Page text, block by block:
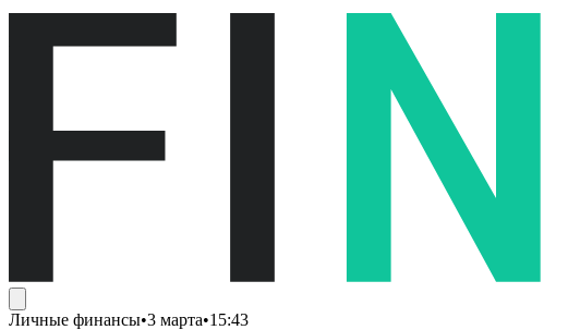
Личные финансы•3 марта•15:43